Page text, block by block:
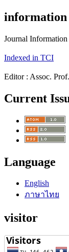
information
Journal Information
Indexed in TCI
Editor : Assoc.
Current
Language
English
ภาษาไทย
visitor